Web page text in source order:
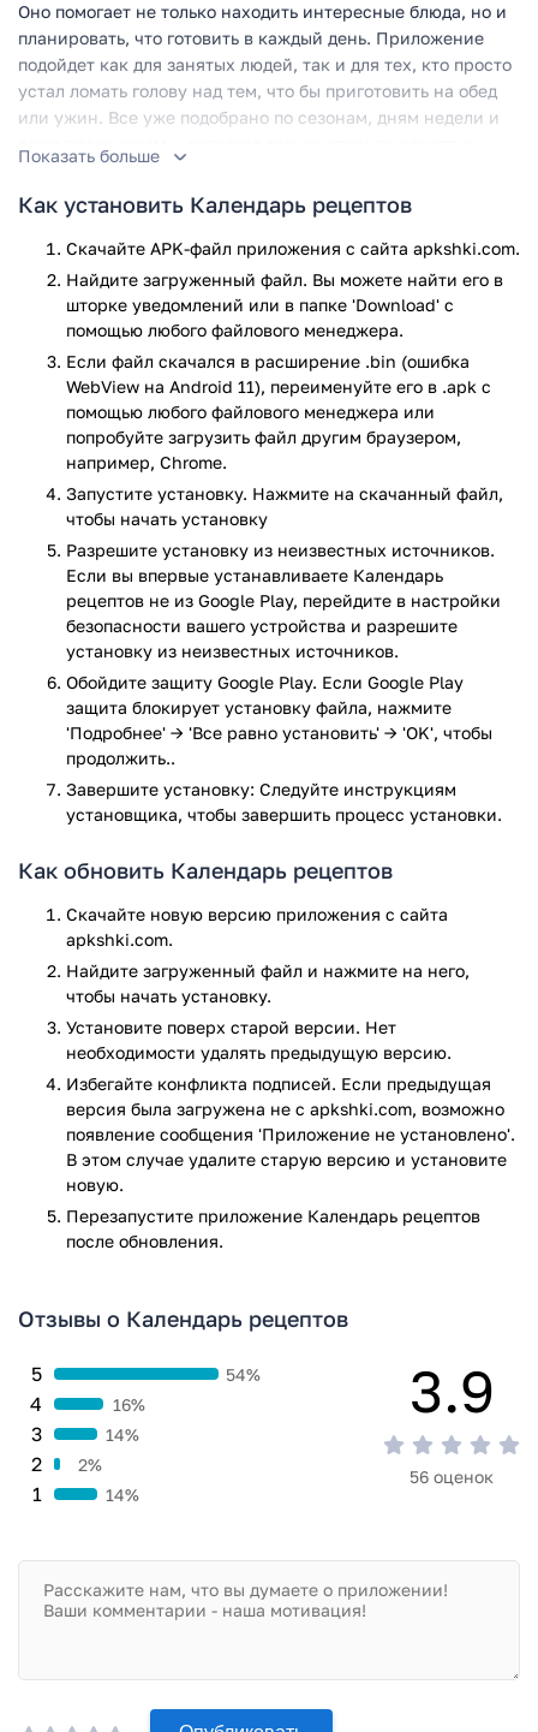
Оно помогает не только находить интересные блюда, но и
планировать, что готовить в каждый день. Приложение
подойдет как для занятых людей, так и для тех, кто просто
устал ломать голову над тем, что бы приготовить на обед
или ужин. Все уже подобрано по сезонам, дням недели и
Функционал
Главная идея приложения — это сочетание рецептов с
календарем. Каждый день предлагает новое блюдо, а
пользователь сам решает, готовить по плану или выбрать
что-то другое. Есть удобная навигация по дням,
праздникам и сезонам года.
Возможности приложения:
Подборка рецептов на каждый день с учетом
времени года.
Рецепты к праздникам: от Нового года до Масленицы.
Подробные пошаговые инструкции с описанием
ингредиентов.
Возможность добавить рецепты в избранное.
Поиск блюд по названию, ингредиентам и типу
кухни.
Удобное меню с разбивкой по дням недели.
Возможность делиться рецептами с друзьями.
Минималистичный и понятный интерфейс без
лишнего.
Каждый рецепт снабжен списком продуктов, временем
приготовления и четким описанием этапов. Это помогает
хочет готовить дома с удовольствием и без суеты. Он
избавляет от необходимости каждый день решать, что
приготовить. Просто открыл приложение — и уже есть
идея на сегодня. Удобно, просто и вкусно. Идеально
подойдет как для начинающих, так и для тех, кто любит
разнообразие на кухне.
Приложение Календарь рецептов прошло проверку
антивирусом VirusTotal. В результате проверки по всем
последним сигнатурам заражения файлов не выявлено.
Показать больше
Как установить Календарь рецептов
Скачайте APK-файл приложения с сайта apkshki.com.
Найдите загруженный файл. Вы можете найти его в
шторке уведомлений или в папке 'Download' с
помощью любого файлового менеджера.
Если файл скачался в расширение .bin (ошибка
WebView на Android 11), переименуйте его в .apk с
помощью любого файлового менеджера или
попробуйте загрузить файл другим браузером,
например, Chrome.
Запустите установку. Нажмите на скачанный файл,
чтобы начать установку
Разрешите установку из неизвестных источников.
Если вы впервые устанавливаете Календарь
рецептов не из Google Play, перейдите в настройки
безопасности вашего устройства и разрешите
установку из неизвестных источников.
Обойдите защиту Google Play. Если Google Play
защита блокирует установку файла, нажмите
'Подробнее' → 'Все равно установить' → 'OK', чтобы
продолжить..
Завершите установку: Следуйте инструкциям
установщика, чтобы завершить процесс установки.
Как обновить Календарь рецептов
Скачайте новую версию приложения с сайта
apkshki.com.
Найдите загруженный файл и нажмите на него,
чтобы начать установку.
Установите поверх старой версии. Нет
необходимости удалять предыдущую версию.
Избегайте конфликта подписей. Если предыдущая
версия была загружена не с apkshki.com, возможно
появление сообщения 'Приложение не установлено'.
В этом случае удалите старую версию и установите
новую.
Перезапустите приложениe Календарь рецептов
после обновления.
Отзывы о Календарь рецептов
1 14%
2 2%
3 14%
4 16%
5 54% 3.9
56 оценок